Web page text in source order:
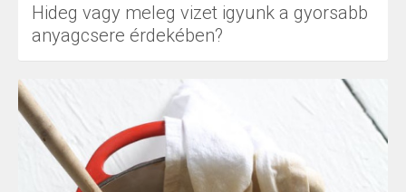
Hideg vagy meleg vizet igyunk a gyorsabb
anyagcsere érdekében?